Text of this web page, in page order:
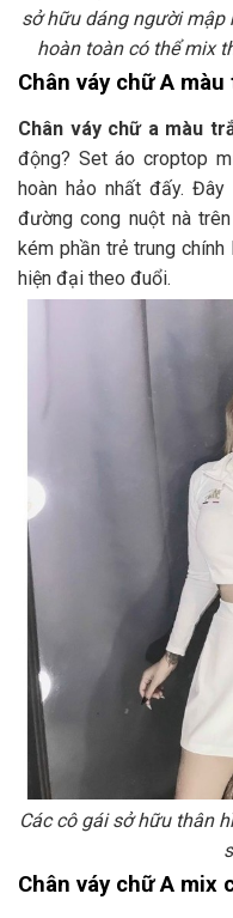
sở hữu dáng người mập
hoàn toàn có thể mix
Chân váy chữ A
Chân váy chữ a màu
động? Set áo croptop
hoàn hảo nhất đấy.
đường cong nuột nà
kém phần trẻ trung
hiện đại theo đuổi.
Các cô gái sở hữu thân
Chân váy chữ A mix